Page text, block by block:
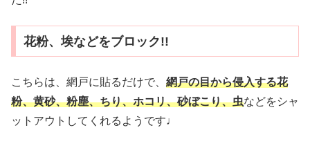
花粉、埃などをブロック!!
こちらは、網戸に貼るだけで、 網戸の目から侵入する花
粉、黄砂、粉塵、ちり、ホコリ、砂ぼこり、虫などをシャ
ットアウトしてくれるようです♩